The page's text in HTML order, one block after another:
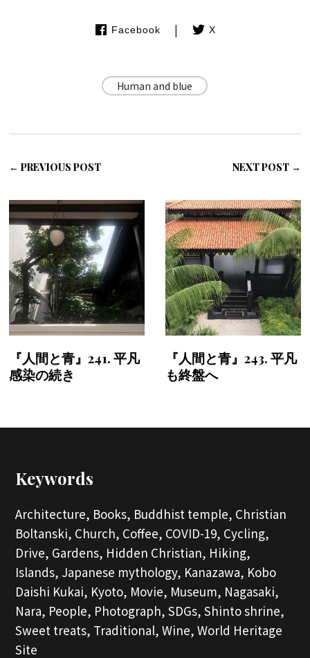
Facebook | X
Human and blue
← PREVIOUS POST
『人間と青』241. 平凡
感染の続き
NEXT POST →
『人間と青』243. 平凡
も終盤へ
Keywords
Architecture, Books, Buddhist temple, Christian
Boltanski, Church, Coffee, COVID-19, Cycling,
Drive, Gardens, Hidden Christian, Hiking,
Islands, Japanese mythology, Kanazawa, Kobo
Daishi Kukai, Kyoto, Movie, Museum, Nagasaki,
Nara, People, Photograph, SDGs, Shinto shrine,
Sweet treats, Traditional, Wine, World Heritage
Site